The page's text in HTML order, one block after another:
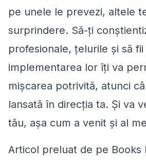
pe unele le prevezi, altele
surprindere. Să-ţi
profesionale, ţelurile şi să
implementarea lor îţi va
mişcarea potrivită, atunci
lansată în direcţia ta. Şi va
tău, aşa cum a venit şi al
Articol preluat de pe Books